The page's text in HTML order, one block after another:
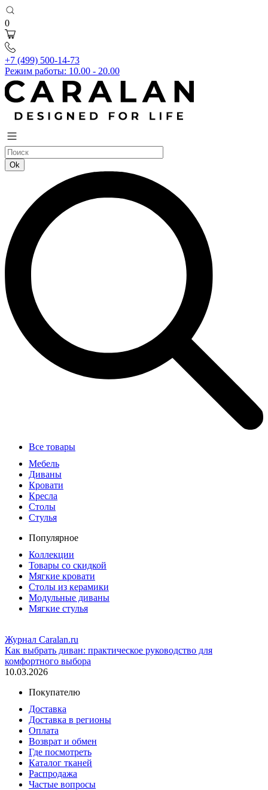
0
+7 (499) 500-14-73
Режим работы: 10.00 - 20.00
Все товары
Мебель
Диваны
Кровати
Кресла
Столы
Стулья
Популярное
Коллекции
Товары со скидкой
Мягкие кровати
Столы из керамики
Модульные диваны
Мягкие стулья
Журнал Caralan.ru
Как выбрать диван: практическое руководство для
комфортного выбора
10.03.2026
Покупателю
Доставка
Доставка в регионы
Оплата
Возврат и обмен
Где посмотреть
Каталог тканей
Распродажа
Частые вопросы